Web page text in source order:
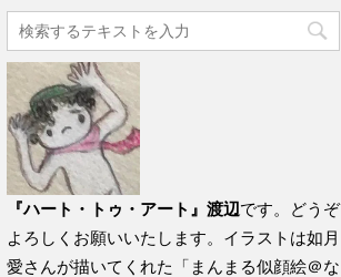
『ハート・トゥ・アート』渡辺です。どうぞ
よろしくお願いいたします。イラストは如月
愛さんが描いてくれた「まんまる似顔絵＠な